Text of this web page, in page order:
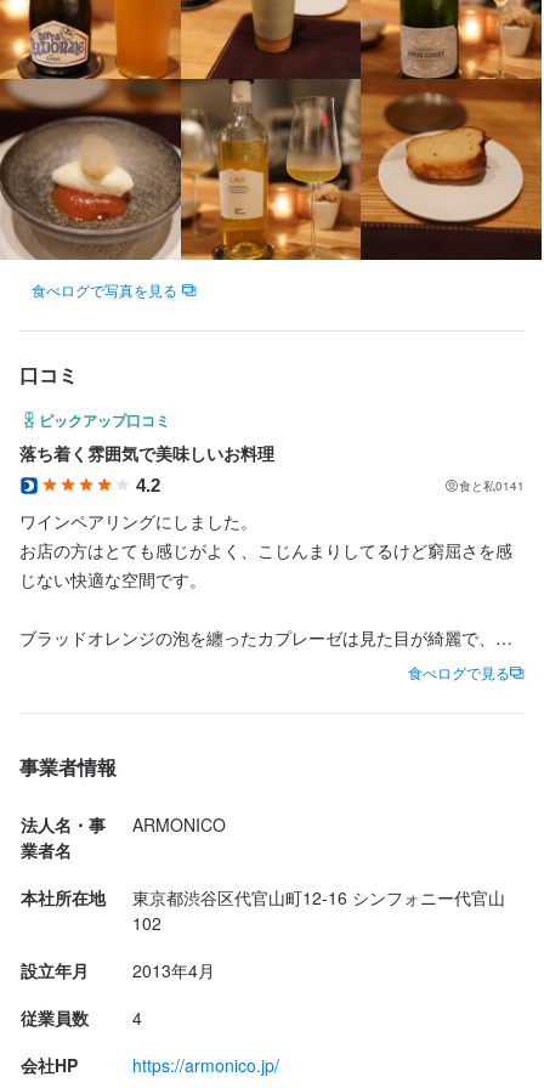
でシェフとして腕をふるい、2013年に独立開業しました。
このお店での出会いが、あなたにとって大きな成長のきっかけに
なりますように。
食べログで写真を見る
口コミ
ピックアップ口コミ
落ち着く雰囲気で美味しいお料理
4.2 食と私0141
ワインペアリングにしました。
お店の方はとても感じがよく、こじんまりしてるけど窮屈さを感
じない快適な空間です。
ブラッドオレンジの泡を纏ったカプレーゼは見た目が綺麗で、ス
玉ねぎのフォカッチャは口の中であとから広がる風味も良くてハ
マる。
グリッシーニは細いタイプで、モサモサ感なく、３種の味が楽し
めます♪
カタバミとゆうハート型の薬草はお初でした✨
ワンポイントかわいい。
牡蠣が食べられないので、代わりにホタテと冬瓜を使ったお料理
の味付けがびっくり美味❗️
最高味！
花山椒のスプラウトとともに。
食べログで見る
事業者情報
法人名・事
業者名
ARMONICO
本社所在地
東京都渋谷区代官山町12-16 シンフォニー代官山
102
設立年月
2013年4月
従業員数
4
会社HP
https://armonico.jp/
ARMONICO
佐々木泰広
店名
ARMONICO
連絡先
036-416-0963
法人名・事業者名
ARMONICO
す。
料理の技術(パスタのテクニック、魚の扱い、肉の焼き方等)、コー
スの組立て方の他に、出店ノウハウ、店舗運営についても学べま
す。
イタリアでの修行を目指す方、経験に基づくアドバイスはもちろ
んのこと、イタリア在住の知人を紹介してサポートします。
小さいお店なので、やる気のある方には、いろんな仕事にチャレ
ンジしてもらう予定です。自分次第で無限に向上できる環境で
料理は美味しくて当たり前。プラスαお客様を満足させれるホス
当店はオープンキッチンなのでお客様を見ながら料理しますし、
接客もやります。
あとワインも勉強してもらいます。お客様に説明出来る様にする
為です。
やりがいがあり、料理人としても人間としても成長出来る環境で
す。ご応募お待ちしております。
ARMONICO
店名
勤務地
東京都渋谷区代官山町12-16 シンフォニー代官山 102
036-416-0963
ARMONICO
きる方を求めています。店舗展開も考えてます。力を貸してくだ
さい。
ARMONICO
佐々木泰広
店名
ARMONICO
勤務地
連絡先
036-416-0963
法人名・事業者名
ARMONICO